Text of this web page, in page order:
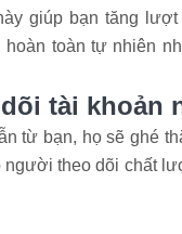
giúp bạn tăng
toàn tự nhiên
tài khoản
từ bạn, họ sẽ ghé
theo dõi chất